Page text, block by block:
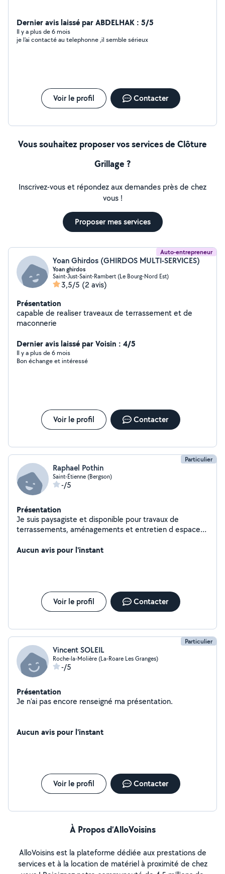
Dernier avis laissé par ABDELHAK : 5/5
Il y a plus de 6 mois
je l'ai contacté au telephonne ,il semble sérieux
Voir le profil Contacter
Vous souhaitez proposer vos services de Clôture
Grillage ?
Inscrivez-vous et répondez aux demandes près de chez
vous !
Proposer mes services
Auto-entrepreneur
Yoan Ghirdos (GHIRDOS MULTI-SERVICES)
Yoan ghirdos
Saint-Just-Saint-Rambert (Le Bourg-Nord Est)
3,5/5 (2 avis)
Présentation
capable de realiser traveaux de terrassement et de
maconnerie
Dernier avis laissé par Voisin : 4/5
Il y a plus de 6 mois
Bon échange et intéressé
Voir le profil Contacter
Particulier
Raphael Pothin
Saint-Étienne (Bergson)
-/5
Présentation
Je suis paysagiste et disponible pour travaux de
terrassements, aménagements et entretien d espaces
Aucun avis pour l'instant
Voir le profil Contacter
Particulier
Vincent SOLEIL
Roche-la-Molière (La-Roare Les Granges)
-/5
Présentation
Je n'ai pas encore renseigné ma présentation.
Aucun avis pour l'instant
Voir le profil Contacter
À Propos d’AlloVoisins
AlloVoisins est la plateforme dédiée aux prestations de
services et à la location de matériel à proximité de chez